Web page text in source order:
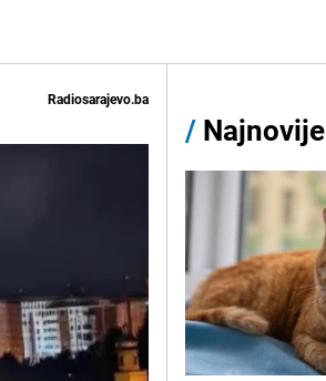
Radiosarajevo.ba
/ Najnovije